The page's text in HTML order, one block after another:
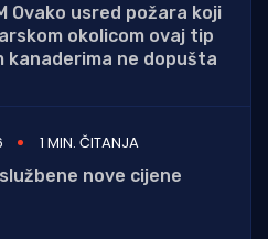
Ovako usred požara koji
okolicom ovaj tip
kanaderima ne dopušta
1 MIN. ČITANJA
nove cijene